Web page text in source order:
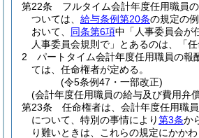
第22条
フルタイム会計年度任用職員
ついては、 給与条例第20条の規定の例
おいて、 同条第6項中「人事委員会が
人事委員会規則で」とあるのは、「任
2
パートタイム会計年度任用職員の報
ては、任命権者が定める。
(令5条例47・一部改正)
(会計年度任用職員の給与及び費用弁
第23条
任命権者は、会計年度任用職
について、特別の事情により第3条か
り難いときは、これらの規定にかか